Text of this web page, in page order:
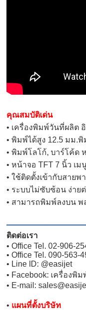
คุณสมบัติเด่น
• เครื่องพิมพ์วันที่ผลิต
• พิมพ์ได้สูง 12.5 มม.
• พิมพ์โลโก้, บาร์โค้ด
• หน้าจอ TFT 7 นิ้ว เม
• ใช้ติดตั้งเข้ากับสาย
• ระบบไม่ซับซ้อน ง่าย
• สามารถพิมพ์ลงบน พ
ติดต่อเรา
• Office Tel. 02-906-
• Office Tel. 090-563-
• Line ID: @easijet
• Facebook: เครื่องพิ
• E-mail:
• แผนที่ตั้งบริษัท